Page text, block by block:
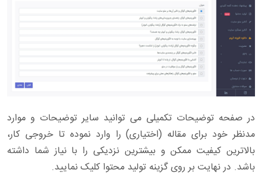
در صفحه توضیحات تکمیلی می توانید سایر توضیحات و موارد
مدنظر خود برای مقاله (اختیاری) را وارد نموده تا خروجی کار،
بالاترین کیفیت ممکن و بیشترین نزدیکی را با نیاز شما داشته
باشد. در نهایت بر روی گزینه تولید محتوا کلیک نمایید.